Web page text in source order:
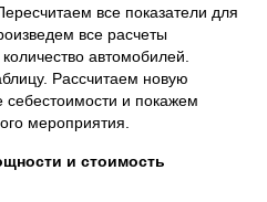
все показатели для
все расчеты
автомобилей.
Рассчитаем новую
себестоимости и покажем
мероприятия.
и стоимость